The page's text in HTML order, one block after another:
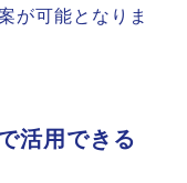
が可能となりま
活用できる